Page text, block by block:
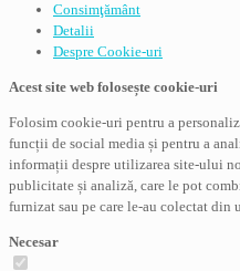
Consimţământ
Detalii
Despre Cookie-uri
Acest site web folosește cookie-uri
Folosim cookie-uri pentru a
funcții de social media și pentru a
informații despre utilizarea site-ului
publicitate și analiză, care le pot
furnizat sau pe care le-au colectat
Necesar